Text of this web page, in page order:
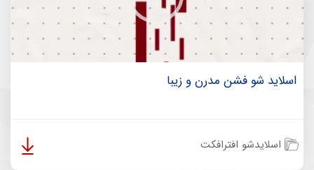
اسلاید شو فشن مدرن و زیبا
اسلایدشو افترافکت